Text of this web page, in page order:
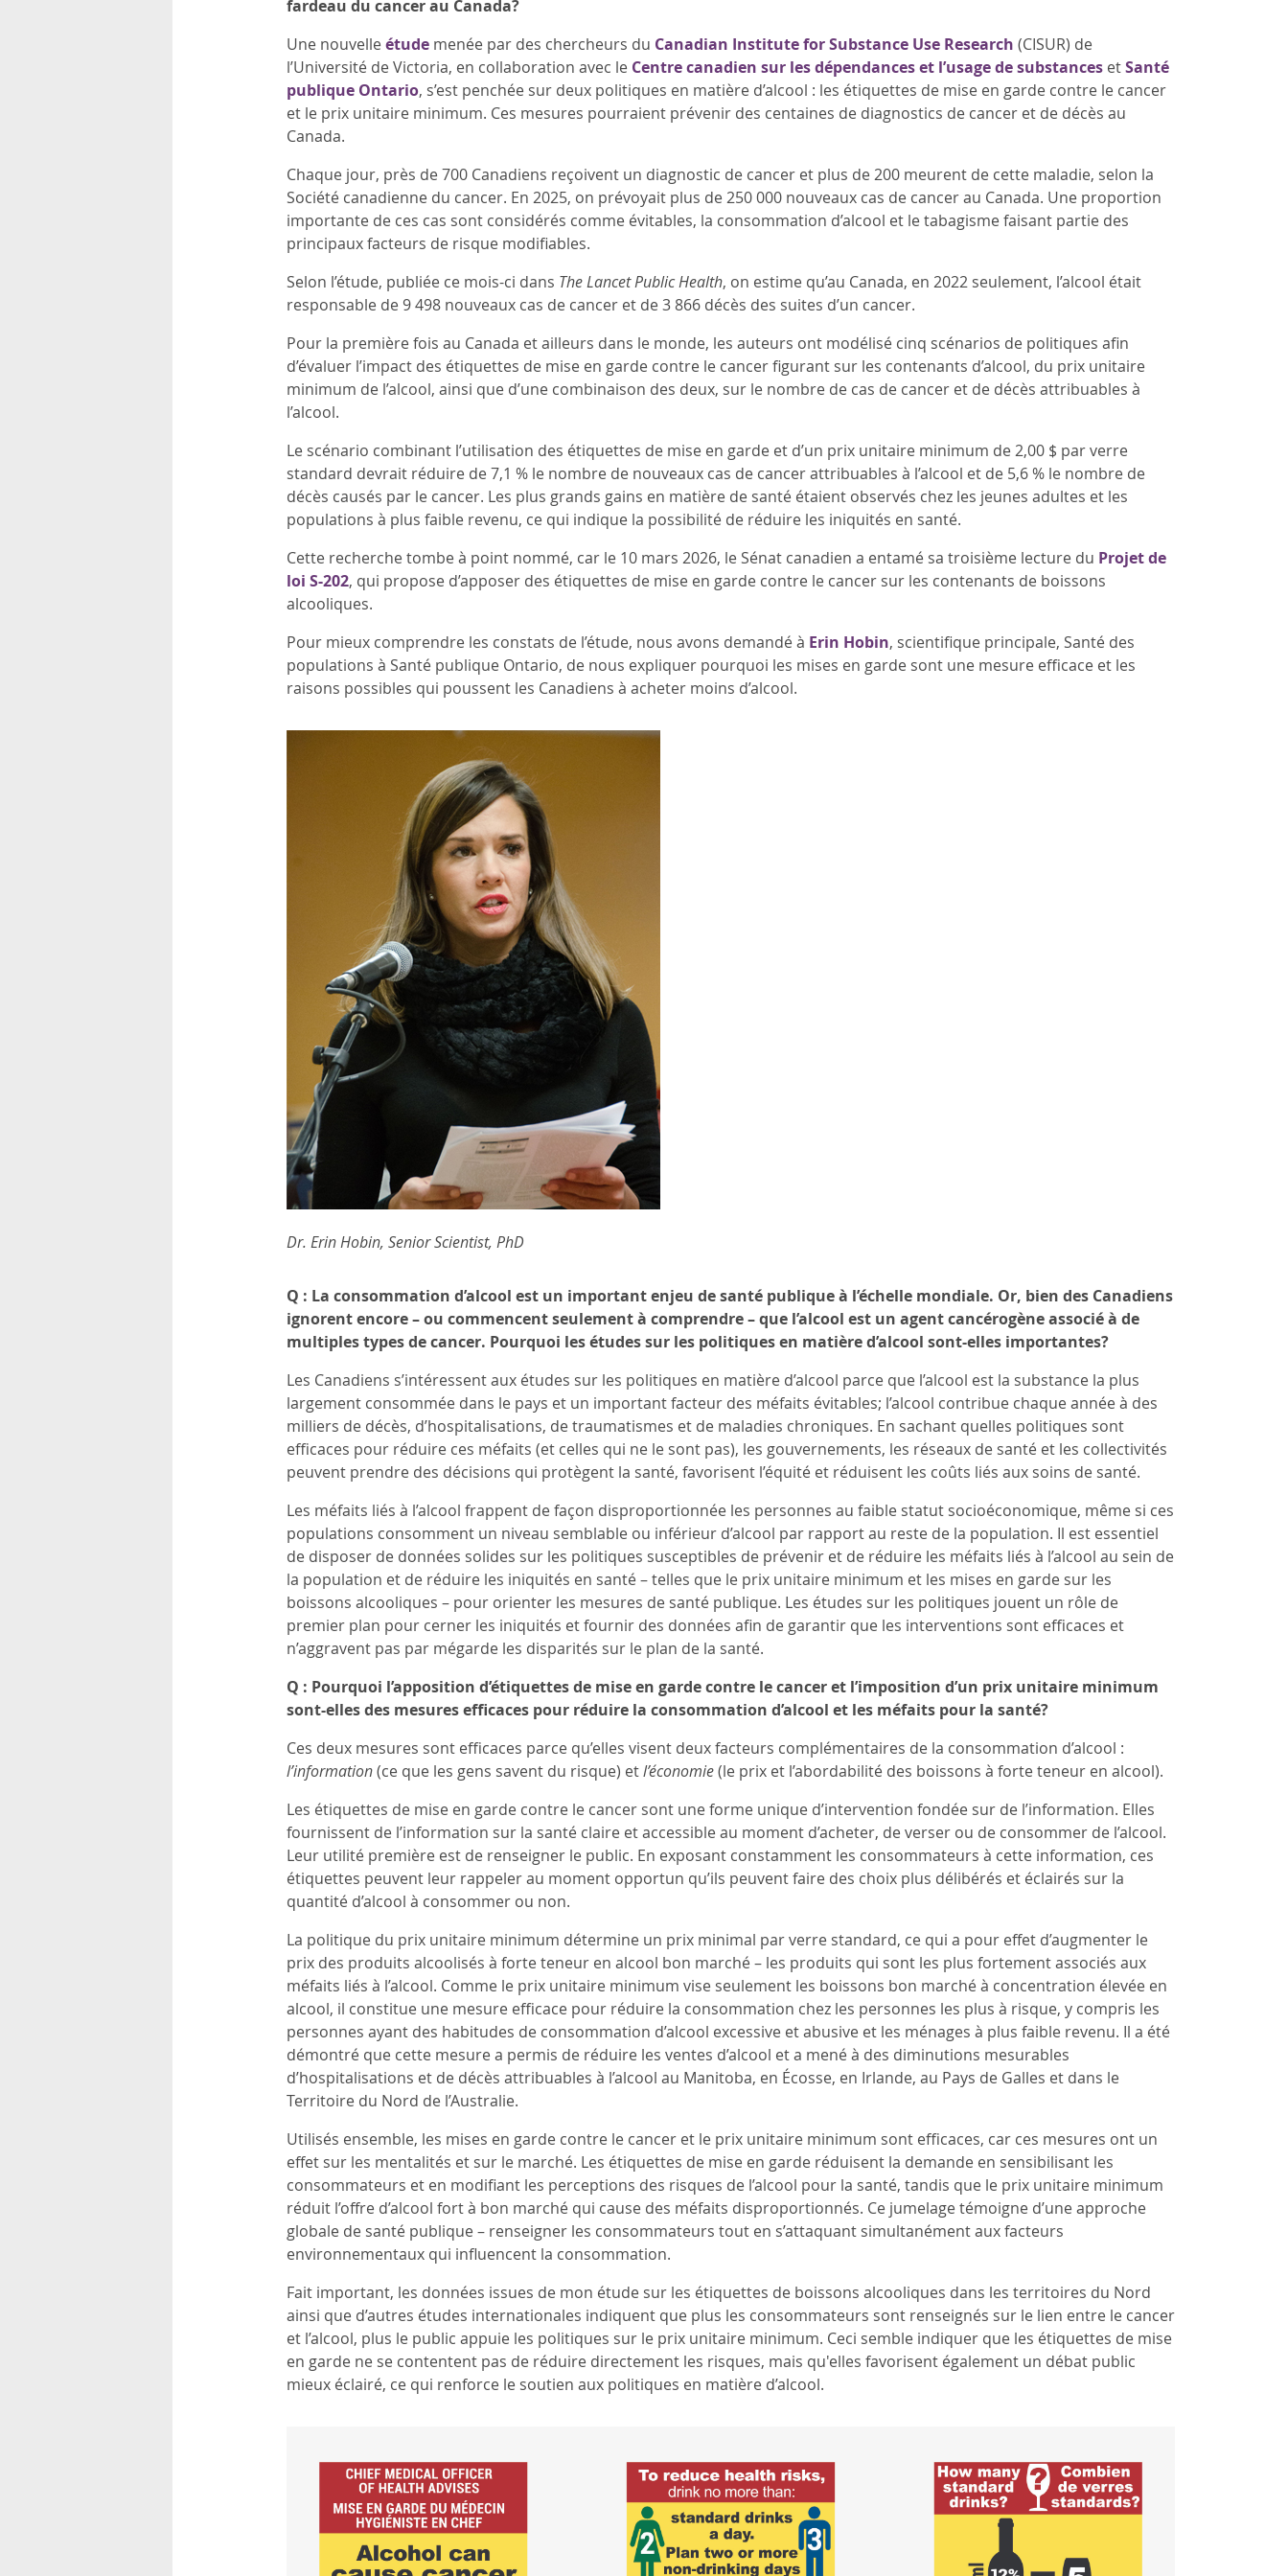
fardeau du cancer au Canada?
Une nouvelleétudemenée par des chercheurs du Canadian Institute for Substance Use Research (CISUR) de
l’Université de Victoria, en collaboration avec le Centre canadien sur les dépendances et l’usage de substancesetSanté
publique Ontario, s’est penchée sur deux politiques en matière d’alcool : les étiquettes de mise en garde contre le cancer
et le prix unitaire minimum. Ces mesures pourraient prévenir des centaines de diagnostics de cancer et de décès au
Canada.
Chaque jour, près de 700 Canadiens reçoivent un diagnostic de cancer et plus de 200 meurent de cette maladie, selon la
Société canadienne du cancer. En 2025, on prévoyait plus de 250 000 nouveaux cas de cancer au Canada. Une proportion
importante de ces cas sont considérés comme évitables, la consommation d’alcool et le tabagisme faisant partie des
principaux facteurs de risque modifiables.
Selon l’étude, publiée ce mois-ci dans The Lancet Public Health, on estime qu’au Canada, en 2022 seulement, l’alcool était
responsable de 9 498 nouveaux cas de cancer et de 3 866 décès des suites d’un cancer.
Pour la première fois au Canada et ailleurs dans le monde, les auteurs ont modélisé cinq scénarios de politiques afin
d’évaluer l’impact des étiquettes de mise en garde contre le cancer figurant sur les contenants d’alcool, du prix unitaire
minimum de l’alcool, ainsi que d’une combinaison des deux, sur le nombre de cas de cancer et de décès attribuables à
l’alcool.
Le scénario combinant l’utilisation des étiquettes de mise en garde et d’un prix unitaire minimum de 2,00 $ par verre
standard devrait réduire de 7,1 % le nombre de nouveaux cas de cancer attribuables à l’alcool et de 5,6 % le nombre de
décès causés par le cancer. Les plus grands gains en matière de santé étaient observés chez les jeunes adultes et les
populations à plus faible revenu, ce qui indique la possibilité de réduire les iniquités en santé.
Cette recherche tombe à point nommé, car le 10 mars 2026, le Sénat canadien a entamé sa troisième lecture du Projet de
loi S-202, qui propose d’apposer des étiquettes de mise en garde contre le cancer sur les contenants de boissons
alcooliques.
Pour mieux comprendre les constats de l’étude, nous avons demandé à Erin Hobin, scientifique principale, Santé des
populations à Santé publique Ontario, de nous expliquer pourquoi les mises en garde sont une mesure efficace et les
raisons possibles qui poussent les Canadiens à acheter moins d’alcool.
Dr. Erin Hobin, Senior Scientist, PhD
Q : La consommation d’alcool est un important enjeu de santé publique à l’échelle mondiale. Or, bien des Canadiens
ignorent encore – ou commencent seulement à comprendre – que l’alcool est un agent cancérogène associé à de
multiples types de cancer. Pourquoi les études sur les politiques en matière d’alcool sont-elles importantes?
Les Canadiens s’intéressent aux études sur les politiques en matière d’alcool parce que l’alcool est la substance la plus
largement consommée dans le pays et un important facteur des méfaits évitables; l’alcool contribue chaque année à des
milliers de décès, d’hospitalisations, de traumatismes et de maladies chroniques. En sachant quelles politiques sont
efficaces pour réduire ces méfaits (et celles qui ne le sont pas), les gouvernements, les réseaux de santé et les collectivités
peuvent prendre des décisions qui protègent la santé, favorisent l’équité et réduisent les coûts liés aux soins de santé.
Les méfaits liés à l’alcool frappent de façon disproportionnée les personnes au faible statut socioéconomique, même si ces
populations consomment un niveau semblable ou inférieur d’alcool par rapport au reste de la population. Il est essentiel
de disposer de données solides sur les politiques susceptibles de prévenir et de réduire les méfaits liés à l’alcool au sein de
la population et de réduire les iniquités en santé – telles que le prix unitaire minimum et les mises en garde sur les
boissons alcooliques – pour orienter les mesures de santé publique. Les études sur les politiques jouent un rôle de
premier plan pour cerner les iniquités et fournir des données afin de garantir que les interventions sont efficaces et
n’aggravent pas par mégarde les disparités sur le plan de la santé.
Q : Pourquoi l’apposition d’étiquettes de mise en garde contre le cancer et l’imposition d’un prix unitaire minimum
sont-elles des mesures efficaces pour réduire la consommation d’alcool et les méfaits pour la santé?
Ces deux mesures sont efficaces parce qu’elles visent deux facteurs complémentaires de la consommation d’alcool :
l’information(ce que les gens savent du risque) etl’économie(le prix et l’abordabilité des boissons à forte teneur en alcool).
Les étiquettes de mise en garde contre le cancer sont une forme unique d’intervention fondée sur de l’information. Elles
fournissent de l’information sur la santé claire et accessible au moment d’acheter, de verser ou de consommer de l’alcool.
Leur utilité première est de renseigner le public. En exposant constamment les consommateurs à cette information, ces
étiquettes peuvent leur rappeler au moment opportun qu’ils peuvent faire des choix plus délibérés et éclairés sur la
quantité d’alcool à consommer ou non.
La politique du prix unitaire minimum détermine un prix minimal par verre standard, ce qui a pour effet d’augmenter le
prix des produits alcoolisés à forte teneur en alcool bon marché – les produits qui sont les plus fortement associés aux
méfaits liés à l’alcool. Comme le prix unitaire minimum vise seulement les boissons bon marché à concentration élevée en
alcool, il constitue une mesure efficace pour réduire la consommation chez les personnes les plus à risque, y compris les
personnes ayant des habitudes de consommation d’alcool excessive et abusive et les ménages à plus faible revenu. Il a été
démontré que cette mesure a permis de réduire les ventes d’alcool et a mené à des diminutions mesurables
d’hospitalisations et de décès attribuables à l’alcool au Manitoba, en Écosse, en Irlande, au Pays de Galles et dans le
Territoire du Nord de l’Australie.
Utilisés ensemble, les mises en garde contre le cancer et le prix unitaire minimum sont efficaces, car ces mesures ont un
effet sur les mentalités et sur le marché. Les étiquettes de mise en garde réduisent la demande en sensibilisant les
consommateurs et en modifiant les perceptions des risques de l’alcool pour la santé, tandis que le prix unitaire minimum
réduit l’offre d’alcool fort à bon marché qui cause des méfaits disproportionnés. Ce jumelage témoigne d’une approche
globale de santé publique – renseigner les consommateurs tout en s’attaquant simultanément aux facteurs
environnementaux qui influencent la consommation.
Fait important, les données issues de mon étude sur les étiquettes de boissons alcooliques dans les territoires du Nord
ainsi que d’autres études internationales indiquent que plus les consommateurs sont renseignés sur le lien entre le cancer
et l’alcool, plus le public appuie les politiques sur le prix unitaire minimum. Ceci semble indiquer que les étiquettes de mise
en garde ne se contentent pas de réduire directement les risques, mais qu'elles favorisent également un débat public
mieux éclairé, ce qui renforce le soutien aux politiques en matière d’alcool.